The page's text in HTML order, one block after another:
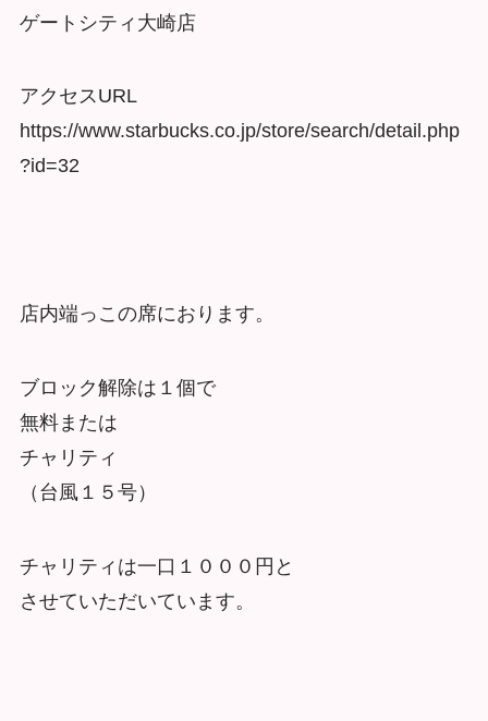
ゲートシティ大崎店
アクセスURL
https://www.starbucks.co.jp/store/search/detail.php
?id=32
店内端っこの席におります。
ブロック解除は１個で
無料または
チャリティ
（台風１５号）
チャリティは一口１０００円と
させていただいています。